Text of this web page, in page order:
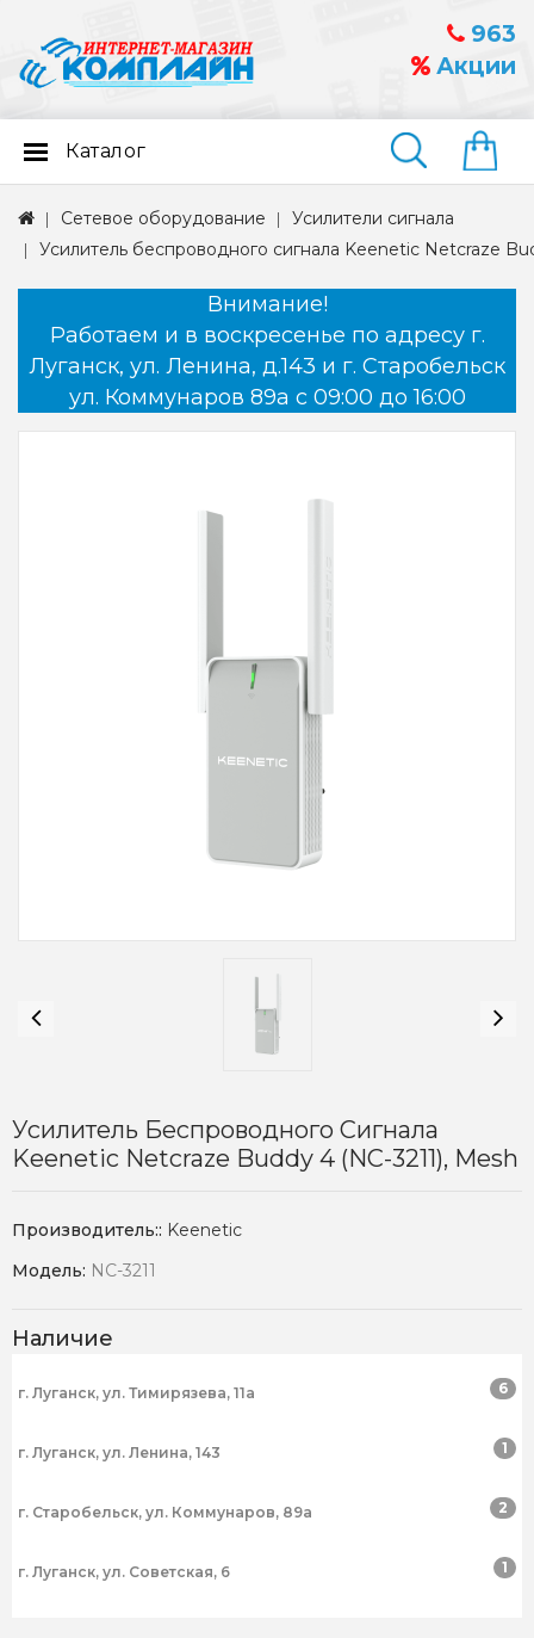
963
Акции
Найти
Каталог
Сетевое оборудование
Усилители сигнала
Усилитель беспроводного сигнала Keenetic Netcraze
Внимание!
Работаем и в воскресенье по адресу г.
Луганск, ул. Ленина, д.143 и г. Старобельск
ул. Коммунаров 89а с 09:00 до 16:00
Усилитель Беспроводного Сигнала
Keenetic Netcraze Buddy 4 (NC-3211), Mesh
Производитель:: Keenetic
Модель: NC-3211
Наличие
г. Луганск, ул. Тимирязева, 11а 6
г. Луганск, ул. Ленина, 143 1
г. Старобельск, ул. Коммунаров, 89а 2
г. Луганск, ул. Советская, 6 1